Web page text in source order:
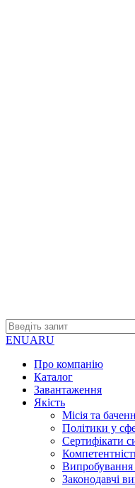
ENUARU
Про компанію
Каталог
Завантаження
Якість
Місія та
Політики у
Сертифікати
Випробування
Законодавчі